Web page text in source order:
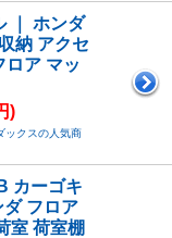
｜ ホンダ
納 アクセ
ロア マッ
)
ックスの人気商
カーゴキ
ダ フロア
室 荷室棚